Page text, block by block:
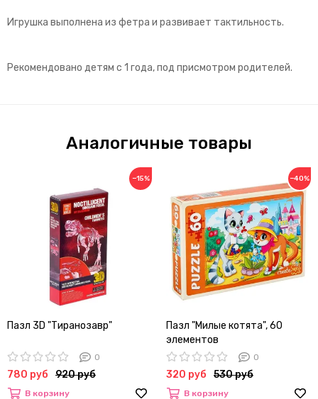
Игрушка выполнена из фетра и развивает тактильность.
Рекомендовано детям с 1 года, под присмотром родителей.
Аналогичные товары
−15%
Пазл 3D "Тиранозавр"
0
780 руб 920 руб
В корзину
−40%
Пазл "Милые котята", 60
элементов
0
320 руб 530 руб
В корзину